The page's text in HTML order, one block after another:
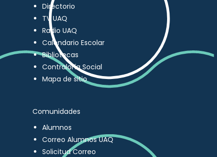
Directorio
TV UAQ
Radio UAQ
Calendario Escolar
Bibliotecas
Contraloría Social
Mapa de sitio
Comunidades
Alumnos
Correo Alumnos UAQ
Solicitud Correo